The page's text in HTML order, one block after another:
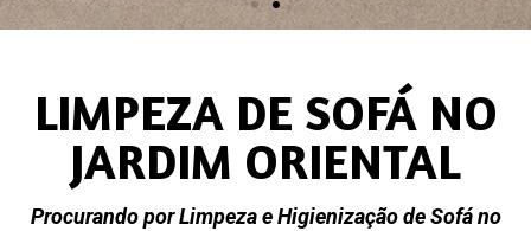
LIMPEZA DE SOFÁ NO
JARDIM ORIENTAL
Procurando por Limpeza e Higienização de Sofá no